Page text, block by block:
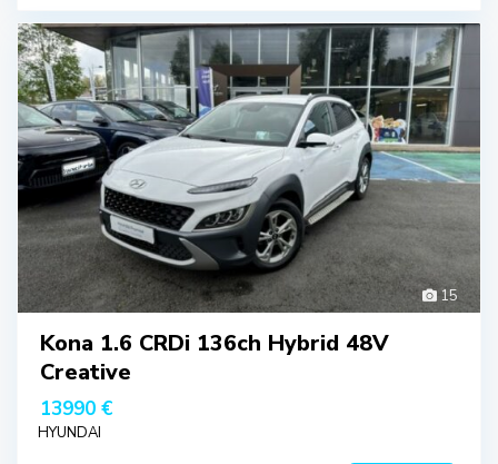
15
Kona 1.6 CRDi 136ch Hybrid 48V
Creative
13990 €
HYUNDAI